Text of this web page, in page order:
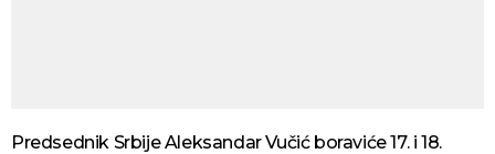
Predsednik Srbije Aleksandar Vučić boraviće 17. i 18.